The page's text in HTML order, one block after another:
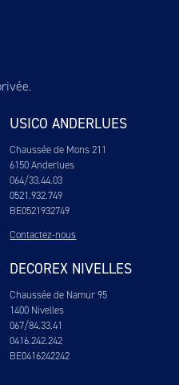
.
USICO ANDERLUES
Chaussée de Mons 211
6150 Anderlues
064/33.44.03
0521.932.749
BE0521932749
Contactez-nous
DECOREX NIVELLES
Chaussée de Namur 95
1400 Nivelles
067/84.33.41
0416.242.242
BE0416242242